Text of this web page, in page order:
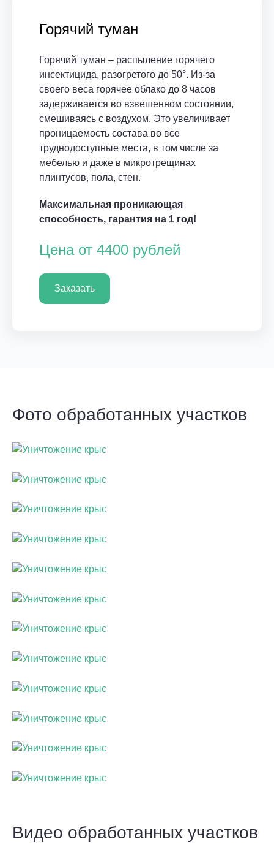
Горячий туман
Горячий туман – распыление горячего
инсектицида, разогретого до 50°. Из-за
своего веса горячее облако до 8 часов
задерживается во взвешенном состоянии,
смешиваясь с воздухом. Это увеличивает
проницаемость состава во все
труднодоступные места, в том числе за
мебелью и даже в микротрещинах
плинтусов, пола, стен.
Максимальная проникающая
способность, гарантия на 1 год!
Цена от 4400 рублей
Заказать
Фото обработанных участков
Видео обработанных участков